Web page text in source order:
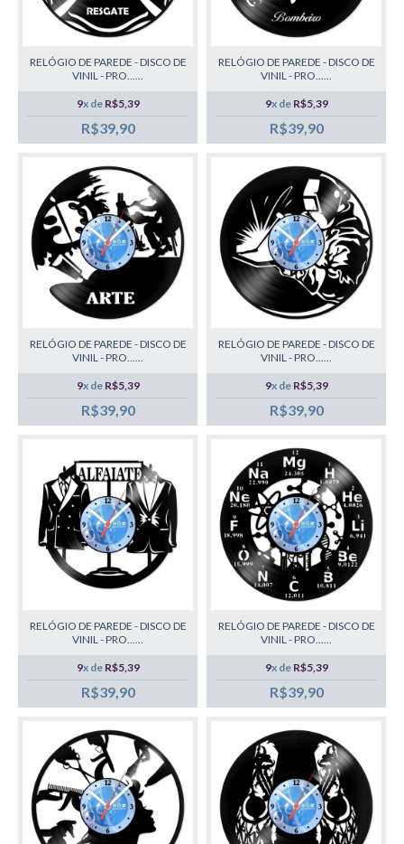
RELÓGIO DE PAREDE - DISCO DE
VINIL - PRO......
9x de R$5,39
R$39,90
RELÓGIO DE PAREDE - DISCO DE
VINIL - PRO......
9x de R$5,39
R$39,90
RELÓGIO DE PAREDE - DISCO DE
VINIL - PRO......
9x de R$5,39
R$39,90
RELÓGIO DE PAREDE - DISCO DE
VINIL - PRO......
9x de R$5,39
R$39,90
RELÓGIO DE PAREDE - DISCO DE
VINIL - PRO......
9x de R$5,39
R$39,90
RELÓGIO DE PAREDE - DISCO DE
VINIL - PRO......
9x de R$5,39
R$39,90